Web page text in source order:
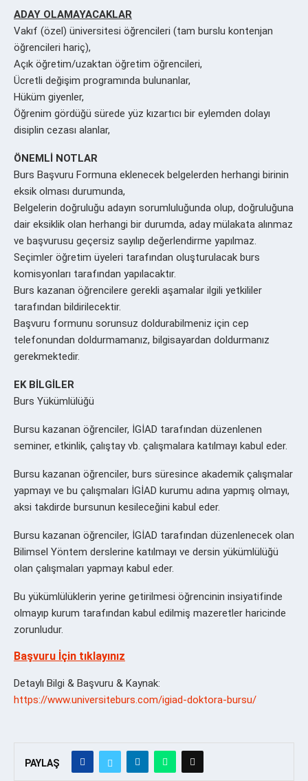
ADAY OLAMAYACAKLAR
Vakıf (özel) üniversitesi öğrencileri (tam burslu kontenjan
öğrencileri hariç),
Açık öğretim/uzaktan öğretim öğrencileri,
Ücretli değişim programında bulunanlar,
Hüküm giyenler,
Öğrenim gördüğü sürede yüz kızartıcı bir eylemden dolayı
disiplin cezası alanlar,
ÖNEMLİ NOTLAR
Burs Başvuru Formuna eklenecek belgelerden herhangi birinin
eksik olması durumunda,
Belgelerin doğruluğu adayın sorumluluğunda olup, doğruluğuna
dair eksiklik olan herhangi bir durumda, aday mülakata alınmaz
ve başvurusu geçersiz sayılıp değerlendirme yapılmaz.
Seçimler öğretim üyeleri tarafından oluşturulacak burs
komisyonları tarafından yapılacaktır.
Burs kazanan öğrencilere gerekli aşamalar ilgili yetkililer
tarafından bildirilecektir.
Başvuru formunu sorunsuz doldurabilmeniz için cep
telefonundan doldurmamanız, bilgisayardan doldurmanız
gerekmektedir.
EK BİLGİLER
Burs Yükümlülüğü
Bursu kazanan öğrenciler, İGİAD tarafından düzenlenen
seminer, etkinlik, çalıştay vb. çalışmalara katılmayı kabul eder.
Bursu kazanan öğrenciler, burs süresince akademik çalışmalar
yapmayı ve bu çalışmaları İGİAD kurumu adına yapmış olmayı,
aksi takdirde bursunun kesileceğini kabul eder.
Bursu kazanan öğrenciler, İGİAD tarafından düzenlenecek olan
Bilimsel Yöntem derslerine katılmayı ve dersin yükümlülüğü
olan çalışmaları yapmayı kabul eder.
Bu yükümlülüklerin yerine getirilmesi öğrencinin insiyatifinde
olmayıp kurum tarafından kabul edilmiş mazeretler haricinde
zorunludur.
Başvuru İçin tıklayınız
Detaylı Bilgi & Başvuru & Kaynak:
https://www.universiteburs.com/igiad-doktora-bursu/
PAYLAŞ